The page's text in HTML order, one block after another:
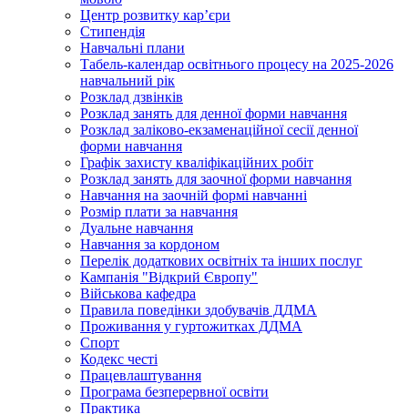
Центр розвитку кар’єри
Стипендія
Навчальні плани
Табель-календар освітнього процесу на 2025-2026
навчальний рік
Розклад дзвінків
Розклад занять для денної форми навчання
Розклад заліково-екзаменаційної сесії денної
форми навчання
Графік захисту кваліфікаційних робіт
Розклад занять для заочної форми навчання
Навчання на заочній формі навчанні
Розмір плати за навчання
Дуальне навчання
Навчання за кордоном
Перелік додаткових освітніх та інших послуг
Кампанія "Відкрий Європу"
Військова кафедра
Правила поведінки здобувачів ДДМА
Проживання у гуртожитках ДДМА
Спорт
Кодекс честі
Працевлаштування
Програма безперервної освіти
Практика